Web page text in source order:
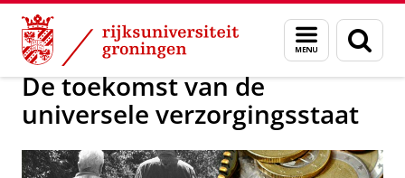
Skip
Content
Skip
Navigation
Menu
en
zoeken
Over ons Onderzoeksprojecten
De toekomst van de
universele verzorgingsstaat